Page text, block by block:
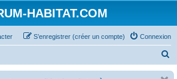
HABITAT.COM
Connexion
S’enregistrer (créer un compte)